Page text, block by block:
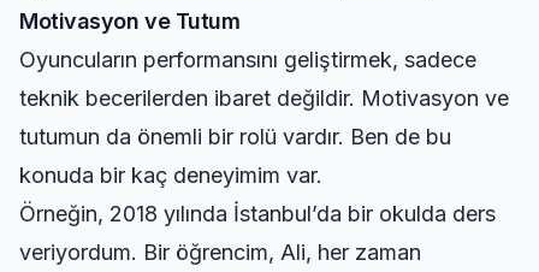
Motivasyon ve Tutum
Oyuncuların performansını geliştirmek, sadece
teknik becerilerden ibaret değildir. Motivasyon ve
tutumun da önemli bir rolü vardır. Ben de bu
konuda bir kaç deneyimim var.
Örneğin, 2018 yılında İstanbul’da bir okulda ders
veriyordum. Bir öğrencim, Ali, her zaman